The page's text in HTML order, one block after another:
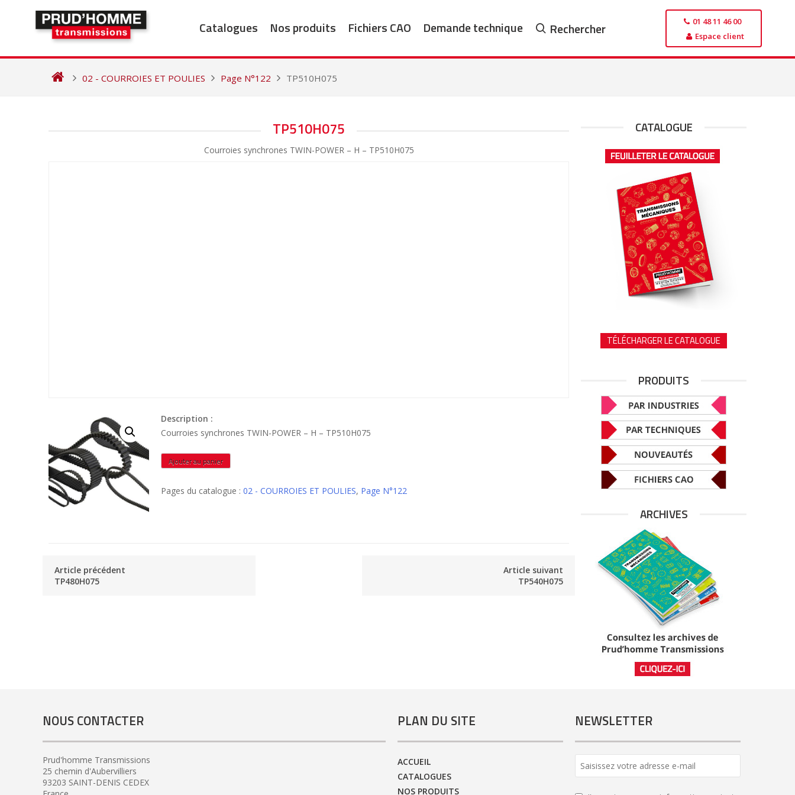
Catalogues Nos produits Fichiers CAO Demande technique Rechercher
01 48 11 46 00
Espace client
02 - COURROIES ET POULIES Page N°122 TP510H075
TP510H075
Courroies synchrones TWIN-POWER – H – TP510H075
Description :
Courroies synchrones TWIN-POWER – H – TP510H075
quantité
de
Ajouter au panier
Pages du catalogue : 02 - COURROIES ET POULIES, Page N°122
Article précédent
TP480H075
Article suivant
TP540H075
CATALOGUE
TÉLÉCHARGER LE CATALOGUE
PRODUITS
ARCHIVES
NOUS CONTACTER
Prud'homme Transmissions
25 chemin d'Aubervilliers
93203 SAINT-DENIS CEDEX
PLAN DU SITE
ACCUEIL
CATALOGUES
NOS PRODUITS
NEWSLETTER